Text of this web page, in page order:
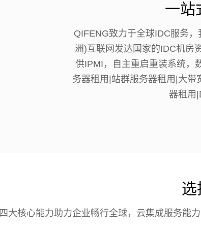
一站
QIFENG致力于全球IDC服务
洲)互联网发达国家的IDC机房
供IPMI，自主重启重装系统，
务器租用|站群服务器租用|大
器租用
选
四大核心能力助力企业畅行全球，云集成服务能